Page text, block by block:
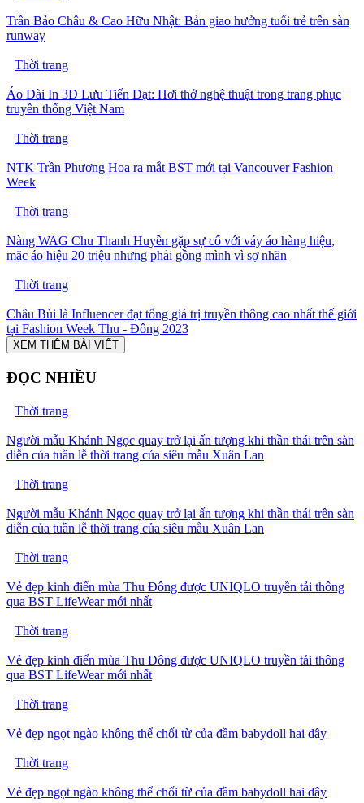
Trần Bảo Châu & Cao Hữu Nhật: Bản giao hưởng tuổi trẻ trên sàn
runway
Thời trang
Áo Dài In 3D Lưu Tiến Đạt: Hơi thở nghệ thuật trong trang phục
truyền thống Việt Nam
Thời trang
NTK Trần Phương Hoa ra mắt BST mới tại Vancouver Fashion
Week
Thời trang
Nàng WAG Chu Thanh Huyền gặp sự cố với váy áo hàng hiệu,
mặc áo hiệu 20 triệu nhưng phải gồng mình vì sợ nhăn
Thời trang
Châu Bùi là Influencer đạt tổng giá trị truyền thông cao nhất thế giới
tại Fashion Week Thu - Đông 2023
XEM THÊM BÀI VIẾT
ĐỌC NHIỀU
Thời trang
Người mẫu Khánh Ngọc quay trở lại ấn tượng khi thần thái trên sàn
diễn của tuần lễ thời trang của siêu mẫu Xuân Lan
Thời trang
Người mẫu Khánh Ngọc quay trở lại ấn tượng khi thần thái trên sàn
diễn của tuần lễ thời trang của siêu mẫu Xuân Lan
Thời trang
Vẻ đẹp kinh điển mùa Thu Đông được UNIQLO truyền tải thông
qua BST LifeWear mới nhất
Thời trang
Vẻ đẹp kinh điển mùa Thu Đông được UNIQLO truyền tải thông
qua BST LifeWear mới nhất
Thời trang
Vẻ đẹp ngọt ngào không thể chối từ của đầm babydoll hai dây
Thời trang
Vẻ đẹp ngọt ngào không thể chối từ của đầm babydoll hai dây